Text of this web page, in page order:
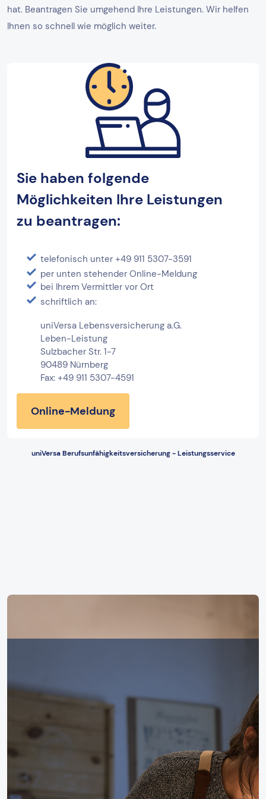
hat. Beantragen Sie umgehend Ihre Leistungen. Wir helfen
Ihnen so schnell wie möglich weiter.
Sie haben folgende
Möglichkeiten Ihre Leistungen
zu beantragen:
telefonisch unter +49 911 5307-3591
per unten stehender Online-Meldung
bei Ihrem Vermittler vor Ort
schriftlich an:
uniVersa Lebensversicherung a.G.
Leben-Leistung
Sulzbacher Str. 1-7
90489 Nürnberg
Fax: +49 911 5307-4591
Online-Meldung
uniVersa Berufsunfähigkeitsversicherung - Leistungsservice